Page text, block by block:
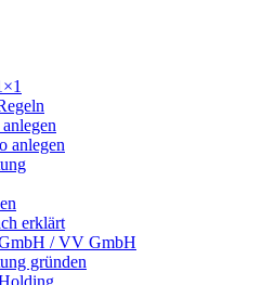
anlegen
erklärt
/ VV GmbH
gründen